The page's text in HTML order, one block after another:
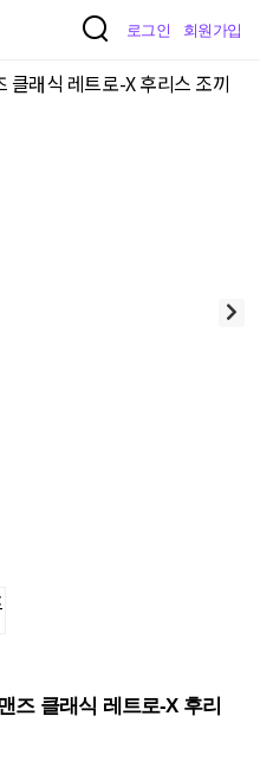
로그인 회원가입
즈 클래식 레트로-X 후리